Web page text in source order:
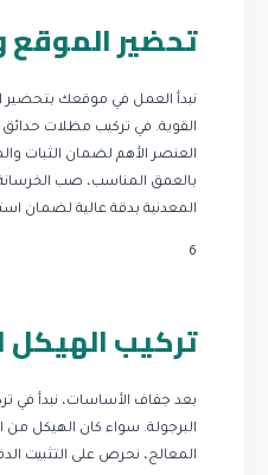
تحضير الموقع
نبدأ العمل في موقعك بتحضير
القوية. في تركيب مظلات
العنصر الأهم لضمان الثبات
بالعمق المناسب، صب
المعدنية بدقة عالية لضمان
6
تركيب الهيكل
بعد جفاف الأساسات، نبدأ في
البرجولة. سواء كان الهيكل
المعالج، نحرص على التثبيت